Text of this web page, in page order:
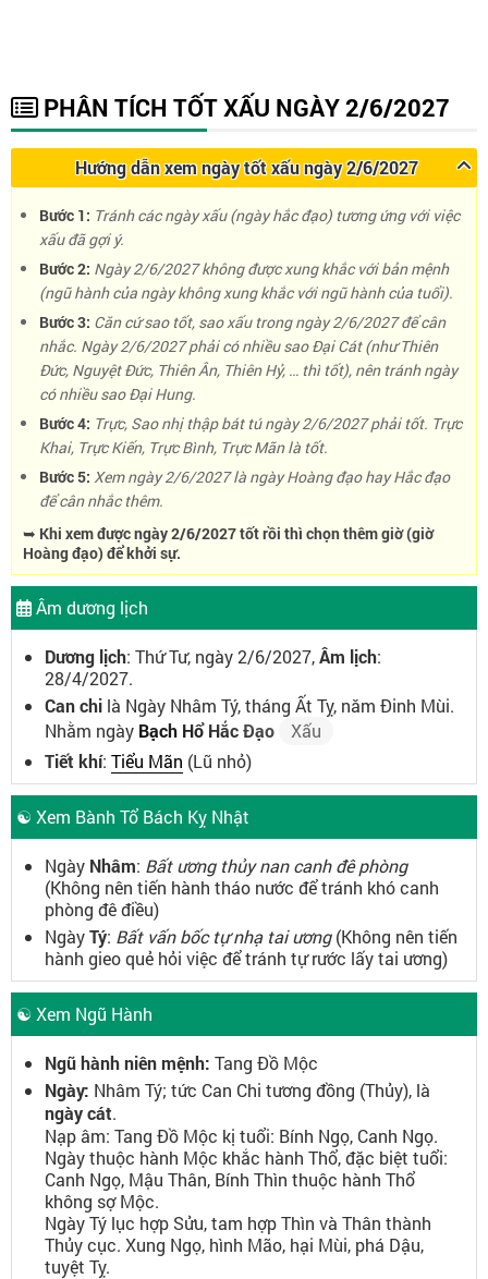
PHÂN TÍCH TỐT XẤU NGÀY 2/6/2027
Hướng dẫn xem ngày tốt xấu ngày 2/6/2027
Bước 1: Tránh các ngày xấu (ngày hắc đạo) tương ứng với việc
xấu đã gợi ý.
Bước 2: Ngày 2/6/2027 không được xung khắc với bản mệnh
(ngũ hành của ngày không xung khắc với ngũ hành của tuổi).
Bước 3: Căn cứ sao tốt, sao xấu trong ngày 2/6/2027 để cân
nhắc. Ngày 2/6/2027 phải có nhiều sao Đại Cát (như Thiên
Đức, Nguyệt Đức, Thiên Ân, Thiên Hỷ, … thì tốt), nên tránh ngày
có nhiều sao Đại Hung.
Bước 4: Trực, Sao nhị thập bát tú ngày 2/6/2027 phải tốt. Trực
Khai, Trực Kiến, Trực Bình, Trực Mãn là tốt.
Bước 5: Xem ngày 2/6/2027 là ngày Hoàng đạo hay Hắc đạo
để cân nhắc thêm.
➥ Khi xem được ngày 2/6/2027 tốt rồi thì chọn thêm giờ (giờ
Hoàng đạo) để khởi sự.
Âm dương lịch
Dương lịch: Thứ Tư, ngày 2/6/2027,Âm lịch:
28/4/2027.
Can chi là Ngày Nhâm Tý, tháng Ất Tỵ, năm Đinh Mùi.
Nhằm ngày Bạch Hổ Hắc Đạo
Xấu
Tiết khí: Tiểu Mãn (Lũ nhỏ)
☯ Xem Bành Tổ Bách Kỵ Nhật
Ngày Nhâm: Bất ương thủy nan canh đê phòng
(Không nên tiến hành tháo nước để tránh khó canh
phòng đê điều)
NgàyTý: Bất vấn bốc tự nhạ tai ương(Không nên tiến
hành gieo quẻ hỏi việc để tránh tự rước lấy tai ương)
☯ Xem Ngũ Hành
Ngũ hành niên mệnh: Tang Đồ Mộc
Ngày: Nhâm Tý; tức Can Chi tương đồng (Thủy), là
ngày cát.
Nạp âm: Tang Đồ Mộc kị tuổi: Bính Ngọ, Canh Ngọ.
Ngày thuộc hành Mộc khắc hành Thổ, đặc biệt tuổi:
Canh Ngọ, Mậu Thân, Bính Thìn thuộc hành Thổ
không sợ Mộc.
Ngày Tý lục hợp Sửu, tam hợp Thìn và Thân thành
Thủy cục. Xung Ngọ, hình Mão, hại Mùi, phá Dậu,
tuyệt Tỵ.